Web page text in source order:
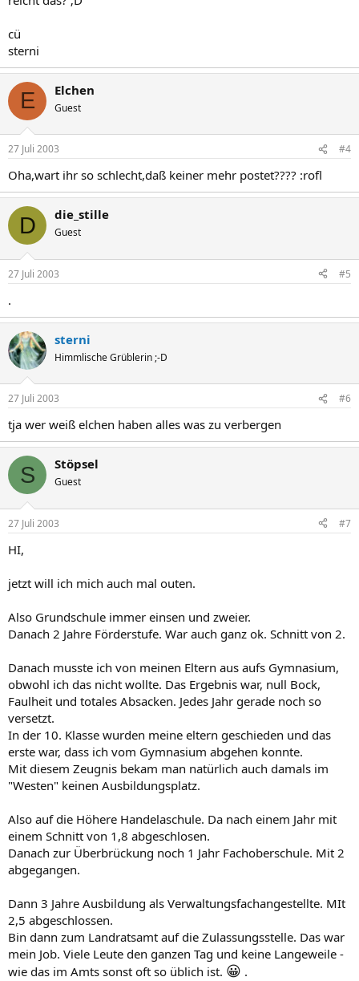
cü
sterni
E Elchen
Guest
27 Juli 2003 #4
Oha,wart ihr so schlecht,daß keiner mehr postet???? :rofl
D die_stille
Guest
27 Juli 2003 #5
.
sterni
Himmlische Grüblerin ;-D
27 Juli 2003 #6
tja wer weiß elchen haben alles was zu verbergen
S Stöpsel
Guest
27 Juli 2003 #7
HI,
jetzt will ich mich auch mal outen.
Also Grundschule immer einsen und zweier.
Danach 2 Jahre Förderstufe. War auch ganz ok. Schnitt von 2.
Danach musste ich von meinen Eltern aus aufs Gymnasium,
obwohl ich das nicht wollte. Das Ergebnis war, null Bock,
Faulheit und totales Absacken. Jedes Jahr gerade noch so
versetzt.
In der 10. Klasse wurden meine eltern geschieden und das
erste war, dass ich vom Gymnasium abgehen konnte.
Mit diesem Zeugnis bekam man natürlich auch damals im
"Westen" keinen Ausbildungsplatz.
Also auf die Höhere Handelaschule. Da nach einem Jahr mit
einem Schnitt von 1,8 abgeschlosen.
Danach zur Überbrückung noch 1 Jahr Fachoberschule. Mit 2
abgegangen.
Dann 3 Jahre Ausbildung als Verwaltungsfachangestellte. MIt
2,5 abgeschlossen.
Bin dann zum Landratsamt auf die Zulassungsstelle. Das war
mein Job. Viele Leute den ganzen Tag und keine Langeweile -
wie das im Amts sonst oft so üblich ist. 😀 .